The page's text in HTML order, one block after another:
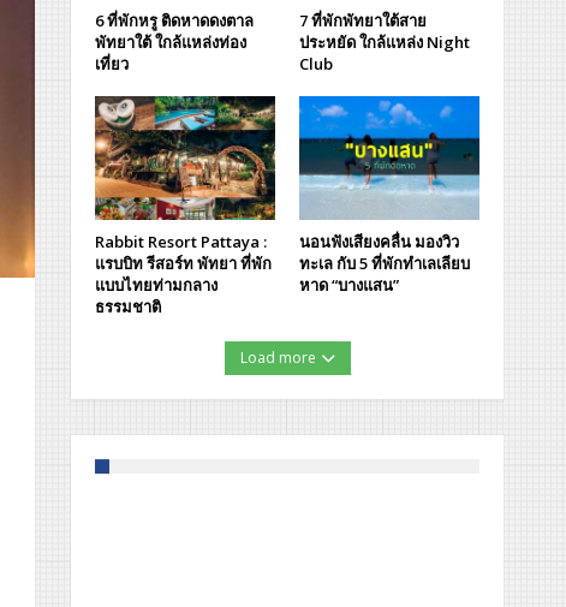
6 ที่พักหรู ติดหาดดงตาล
พัทยาใต้ ใกล้แหล่งท่อง
เที่ยว
7 ที่พักพัทยาใต้สาย
ประหยัด ใกล้แหล่ง Night
Club
Rabbit Resort Pattaya :
แรบบิท รีสอร์ท พัทยา ที่พัก
แบบไทยท่ามกลาง
ธรรมชาติ
นอนฟังเสียงคลื่น มองวิว
ทะเล กับ 5 ที่พักทำเลเลียบ
หาด “บางแสน”
Load more